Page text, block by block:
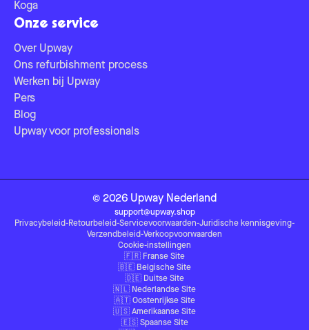
Koga
Onze service
Over Upway
Ons refurbishment process
Werken bij Upway
Pers
Blog
Upway voor professionals
© 2026 Upway Nederland
support@upway.shop
Privacybeleid-Retourbeleid-Servicevoorwaarden-Juridische kennisgeving-
Verzendbeleid-Verkoopvoorwaarden
Cookie-instellingen
🇫🇷 Franse Site
🇧🇪 Belgische Site
🇩🇪 Duitse Site
🇳🇱 Nederlandse Site
🇦🇹 Oostenrijkse Site
🇺🇸 Amerikaanse Site
🇪🇸 Spaanse Site